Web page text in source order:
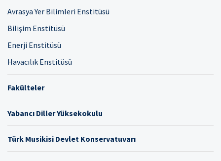
Avrasya Yer Bilimleri Enstitüsü
Bilişim Enstitüsü
Enerji Enstitüsü
Havacılık Enstitüsü
Fakülteler
Yabancı Diller Yüksekokulu
Türk Musikisi Devlet Konservatuvarı